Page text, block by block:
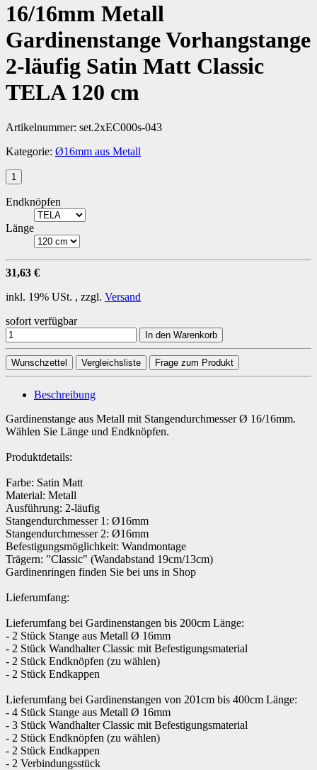
16/16mm Metall
Gardinenstange Vorhangstange
2-läufig Satin Matt Classic
TELA 120 cm
Artikelnummer: set.2xEC000s-043
Kategorie: Ø16mm aus Metall
Endknöpfen
Länge
31,63 €
inkl. 19% USt. , zzgl. Versand
sofort verfügbar
In den Warenkorb
Wunschzettel Vergleichsliste Frage zum Produkt
Beschreibung
Gardinenstange aus Metall mit Stangendurchmesser Ø 16/16mm.
Wählen Sie Länge und Endknöpfen.
Produktdetails:
Farbe: Satin Matt
Material: Metall
Ausführung: 2-läufig
Stangendurchmesser 1: Ø16mm
Stangendurchmesser 2: Ø16mm
Befestigungsmöglichkeit: Wandmontage
Trägern: "Classic" (Wandabstand 19cm/13cm)
Gardinenringen finden Sie bei uns in Shop
Lieferumfang:
Lieferumfang bei Gardinenstangen bis 200cm Länge:
- 2 Stück Stange aus Metall Ø 16mm
- 2 Stück Wandhalter Classic mit Befestigungsmaterial
- 2 Stück Endknöpfen (zu wählen)
- 2 Stück Endkappen
Lieferumfang bei Gardinenstangen von 201cm bis 400cm Länge:
- 4 Stück Stange aus Metall Ø 16mm
- 3 Stück Wandhalter Classic mit Befestigungsmaterial
- 2 Stück Endknöpfen (zu wählen)
- 2 Stück Endkappen
- 2 Verbindungsstück